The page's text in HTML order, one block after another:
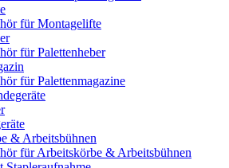
für Montagelifte
für Palettenheber
für Palettenmagazine
& Arbeitsbühnen
für Arbeitskörbe & Arbeitsbühnen